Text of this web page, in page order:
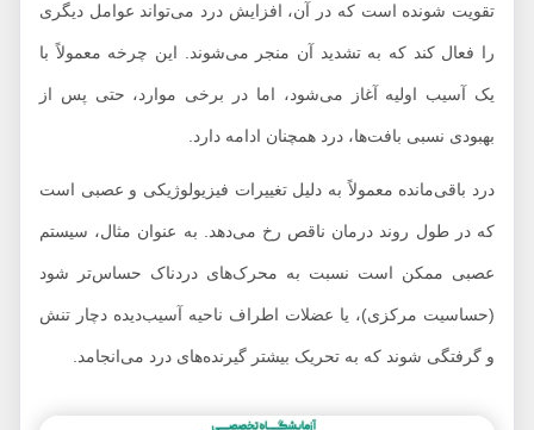
تقویت‌ شونده است که در آن، افزایش درد می‌تواند عوامل دیگری
را فعال کند که به تشدید آن منجر می‌شوند. این چرخه معمولاً با
یک آسیب اولیه آغاز می‌شود، اما در برخی موارد، حتی پس از
بهبودی نسبی بافت‌ها، درد همچنان ادامه دارد.
درد باقی‌مانده معمولاً به دلیل تغییرات فیزیولوژیکی و عصبی است
که در طول روند درمان ناقص رخ می‌دهد. به عنوان مثال، سیستم
عصبی ممکن است نسبت به محرک‌های دردناک حساس‌تر شود
(حساسیت مرکزی)، یا عضلات اطراف ناحیه آسیب‌دیده دچار تنش
و گرفتگی شوند که به تحریک بیشتر گیرنده‌های درد می‌انجامد.